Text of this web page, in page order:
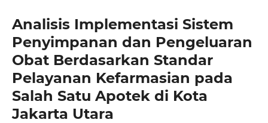
Analisis Implementasi Sistem
Penyimpanan dan Pengeluaran
Obat Berdasarkan Standar
Pelayanan Kefarmasian pada
Salah Satu Apotek di Kota
Jakarta Utara